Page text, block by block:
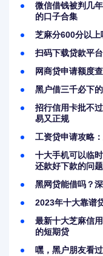
微信借钱被判几
的口子合集
芝麻分600分以
扫码下载贷款平
网商贷申请额度
黑户借三千必下
招行信用卡批不
易又正规
工资贷申请攻略
十大手机可以临
还款好下款的问题
黑网贷能借吗？
2023年十大靠谱
最新十大芝麻信
的短期贷
嘿，黑户朋友看